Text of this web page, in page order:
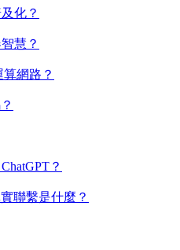
化？
慧？
網路？
？
聯繫是什麼？